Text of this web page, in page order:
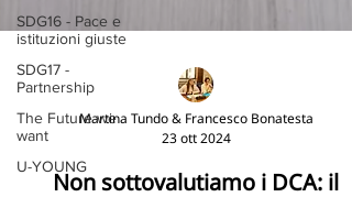
SDG16 - Pace e
istituzioni giuste
SDG17 -
Partnership
The Future we
want
U-YOUNG
Martina Tundo & Francesco Bonatesta